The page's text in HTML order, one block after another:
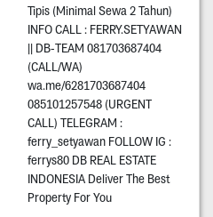
Tipis (Minimal Sewa 2 Tahun)
INFO CALL : FERRY.SETYAWAN
|| DB-TEAM 081703687404
(CALL/WA)
wa.me/6281703687404
085101257548 (URGENT
CALL) TELEGRAM :
ferry_setyawan FOLLOW IG :
ferrys80 DB REAL ESTATE
INDONESIA Deliver The Best
Property For You